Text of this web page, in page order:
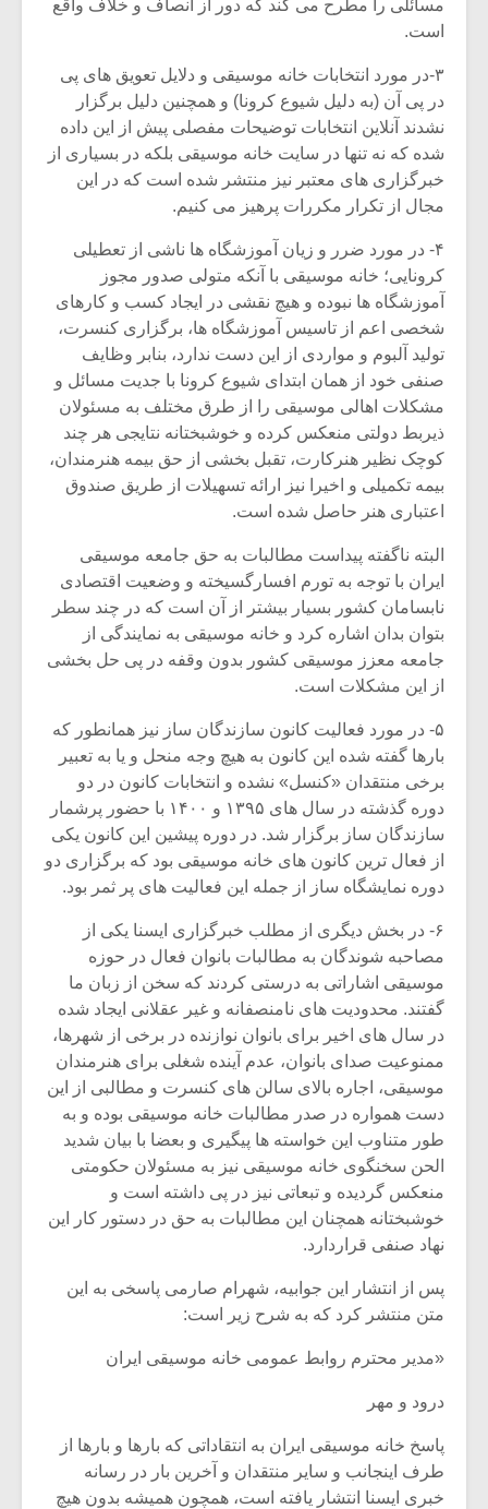
مسائلی را مطرح می کند که دور از انصاف و خلاف واقع
است.
۳-در مورد انتخابات خانه موسیقی و دلایل تعویق های پی
در پی آن (به دلیل شیوع کرونا) و همچنین دلیل برگزار
نشدند آنلاین انتخابات توضیحات مفصلی پیش از این داده
شده که نه تنها در سایت خانه موسیقی بلکه در بسیاری از
خبرگزاری های معتبر نیز منتشر شده است که در این
مجال از تکرار مکررات پرهیز می کنیم.
۴- در مورد ضرر و زیان آموزشگاه ها ناشی از تعطیلی
کرونایی؛ خانه موسیقی با آنکه متولی صدور مجوز
آموزشگاه ها نبوده و هیچ نقشی در ایجاد کسب و کارهای
شخصی اعم از تاسیس آموزشگاه ها، برگزاری کنسرت،
تولید آلبوم و مواردی از این دست ندارد، بنابر وظایف
صنفی خود از همان ابتدای شیوع کرونا با جدیت مسائل و
مشکلات اهالی موسیقی را از طرق مختلف به مسئولان
ذیربط دولتی منعکس کرده و خوشبختانه نتایجی هر چند
کوچک نظیر هنرکارت، تقبل بخشی از حق بیمه هنرمندان،
بیمه تکمیلی و اخیرا نیز ارائه تسهیلات از طریق صندوق
اعتباری هنر حاصل شده است.
البته ناگفته پیداست مطالبات به حق جامعه موسیقی
ایران با توجه به تورم افسارگسیخته و وضعیت اقتصادی
نابسامان کشور بسیار بیشتر از آن است که در چند سطر
بتوان بدان اشاره کرد و خانه موسیقی به نمایندگی از
جامعه معزز موسیقی کشور بدون وقفه در پی حل بخشی
از این مشکلات است.
۵- در مورد فعالیت کانون سازندگان ساز نیز همانطور که
بارها گفته شده این کانون به هیچ وجه منحل و یا به تعبیر
برخی منتقدان «کنسل» نشده و انتخابات کانون در دو
دوره گذشته در سال های ۱۳۹۵ و ۱۴۰۰ با حضور پرشمار
سازندگان ساز برگزار شد. در دوره پیشین این کانون یکی
از فعال ترین کانون های خانه موسیقی بود که برگزاری دو
دوره نمایشگاه ساز از جمله این فعالیت های پر ثمر بود.
۶- در بخش دیگری از مطلب خبرگزاری ایسنا یکی از
مصاحبه شوندگان به مطالبات بانوان فعال در حوزه
موسیقی اشاراتی به درستی کردند که سخن از زبان ما
گفتند. محدودیت های نامنصفانه و غیر عقلانی ایجاد شده
در سال های اخیر برای بانوان نوازنده در برخی از شهرها،
ممنوعیت صدای بانوان، عدم آینده شغلی برای هنرمندان
موسیقی، اجاره بالای سالن های کنسرت و مطالبی از این
دست همواره در صدر مطالبات خانه موسیقی بوده و به
طور متناوب این خواسته ها پیگیری و بعضا با بیان شدید
الحن سخنگوی خانه موسیقی نیز به مسئولان حکومتی
منعکس گردیده و تبعاتی نیز در پی داشته است و
خوشبختانه همچنان این مطالبات به حق در دستور کار این
نهاد صنفی قراردارد.
پس از انتشار این جوابیه، شهرام صارمی پاسخی به این
متن منتشر کرد که به شرح زیر است:
«مدیر محترم روابط عمومی خانه موسیقی ایران
درود و مهر
پاسخ خانه موسیقی ایران به انتقاداتی که بارها و بارها از
طرف اینجانب و سایر منتقدان و آخرین بار در رسانه
خبری ایسنا انتشار یافته است، همچون همیشه بدون هیچ